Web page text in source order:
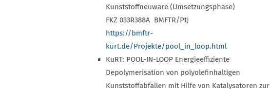
Kunststoffneuware (Umsetzungsphase)
FKZ 033R388A BMFTR/PtJ
https://bmftr-
kurt.de/Projekte/pool_in_loop.html
KuRT: POOL-IN-LOOP Energieeffiziente
Depolymerisation von polyolefinhaltigen
Kunststoffabfällen mit Hilfe von Katalysatoren zur